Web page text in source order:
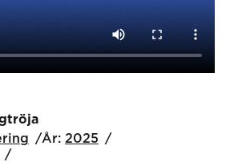
År: 2025